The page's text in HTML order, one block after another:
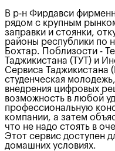
В р-н Фирдавси
рядом с крупным
заправки и стоянки,
районы республики по
Бохтар. Поблизости -
Таджикистана (ТУТ) и
Сервиса Таджикистана
студенческая
внедрения цифровых
возможность в любой
профессиональную
компании, а затем
что не надо стоять в
Этот сервис доступен
домашних условиях.